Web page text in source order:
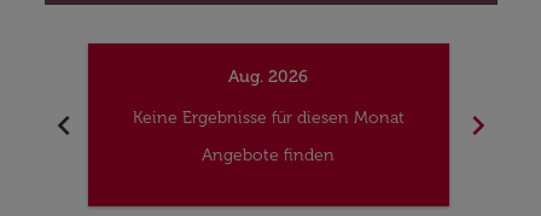
chevron_left
Aug. 2026
Keine Ergebnisse für diesen Monat
Angebote finden
chevron_right